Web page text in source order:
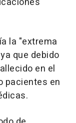
la "extrema
que debido
en el
pacientes en